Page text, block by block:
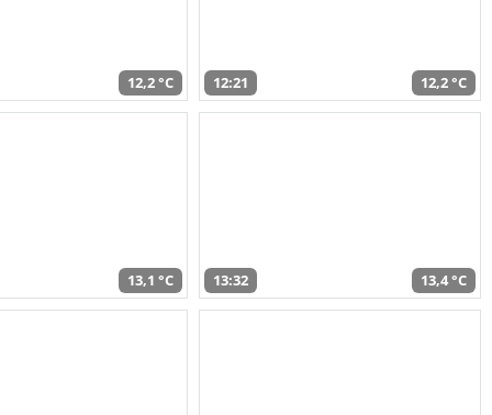
12,2 °C 12:21 12,2 °C
13,1 °C 13:32 13,4 °C